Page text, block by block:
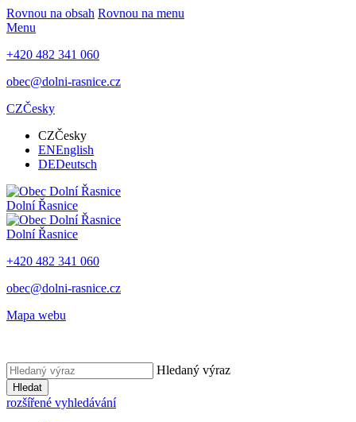
Rovnou na obsah Rovnou na menu
Menu
+420 482 341 060
obec@dolni-rasnice.cz
CZČesky
CZČesky
ENEnglish
DEDeutsch
Dolní Řasnice
Dolní Řasnice
+420 482 341 060
obec@dolni-rasnice.cz
Mapa webu
Hledaný výraz
Hledat
rozšířené vyhledávání